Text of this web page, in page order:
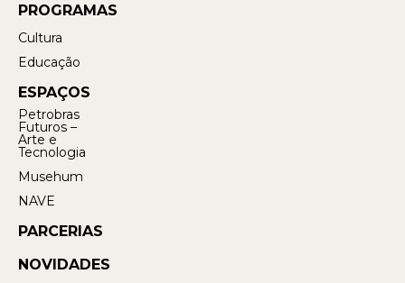
PROGRAMAS
Cultura
Educação
ESPAÇOS
Petrobras
Futuros –
Arte e
Tecnologia
Musehum
NAVE
PARCERIAS
NOVIDADES